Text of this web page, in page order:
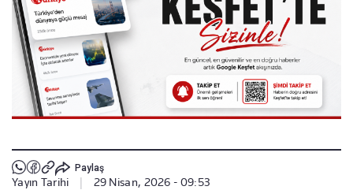
Paylaş
Yayın Tarihi 29 Nisan, 2026 - 09:53